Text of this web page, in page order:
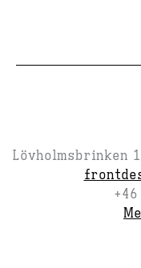
Lövholmsbrinken